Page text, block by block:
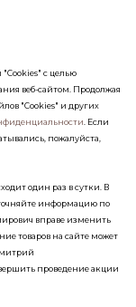
с целью
веб-сайтом. Продолжая
"Cookies" и других
. Если
пожалуйста,
один раз в сутки. В
информацию по
вправе изменить
товаров на сайте может
проведение акции